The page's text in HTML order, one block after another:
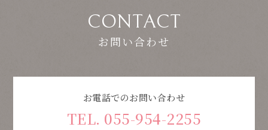
CONTACT
お問い合わせ
お電話でのお問い合わせ
TEL. 055-954-2255